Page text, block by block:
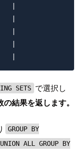
|
|
|
|
SETS で選択し
結果を返します。
GROUP BY
ALL GROUP BY